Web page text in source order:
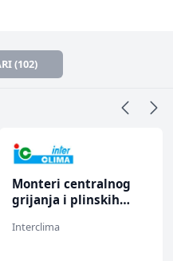
(102)
Monteri centralnog
grijanja i plinskih
Interclima